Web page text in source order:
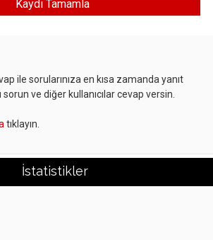
ile sorularınıza en kısa zamanda yanıt
ve diğer kullanıcılar cevap versin.
tıklayın.
İstatistikler